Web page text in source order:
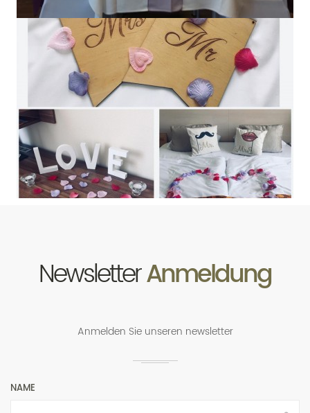
NewsletterAnmeldung
Anmelden Sie unseren newsletter
NAME